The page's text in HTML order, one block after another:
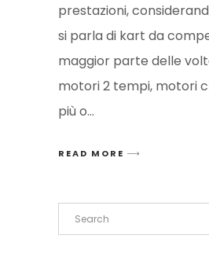
prestazioni,
si parla di kart da
maggior parte delle
motori 2 tempi, motori
più o
READ MORE